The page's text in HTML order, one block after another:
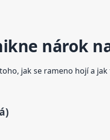
nárok
jak se rameno hojí a